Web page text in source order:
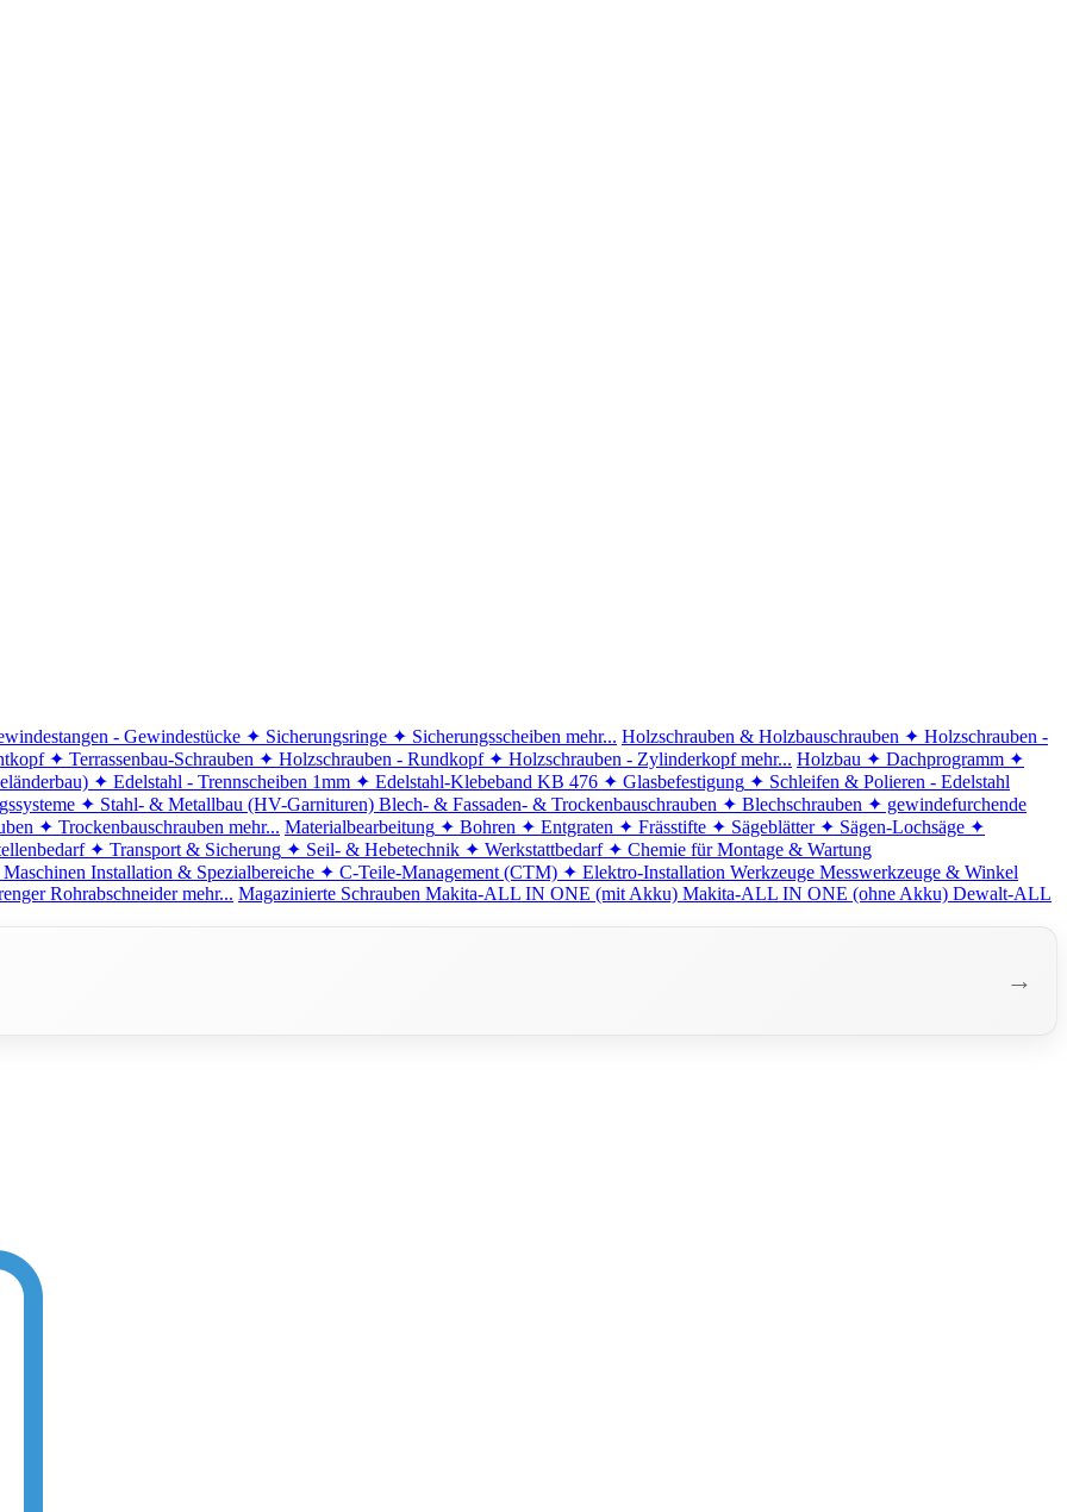
- Gewindestücke ✦ Sicherungsringe ✦ Sicherungsscheiben mehr... Holzschrauben & Holzbauschrauben ✦ Holzschrauben -
✦ Terrassenbau-Schrauben ✦ Holzschrauben - Rundkopf ✦ Holzschrauben - Zylinderkopf mehr... Holzbau ✦ Dachprogramm ✦
✦ Edelstahl - Trennscheiben 1mm ✦ Edelstahl-Klebeband KB 476 ✦ Glasbefestigung ✦ Schleifen & Polieren - Edelstahl
✦ Stahl- & Metallbau (HV-Garnituren) Blech- & Fassaden- & Trockenbauschrauben ✦ Blechschrauben ✦ gewindefurchende
✦ Trockenbauschrauben mehr... Materialbearbeitung ✦ Bohren ✦ Entgraten ✦ Frässtifte ✦ Sägeblätter ✦ Sägen-Lochsäge ✦
✦ Transport & Sicherung ✦ Seil- & Hebetechnik ✦ Werkstattbedarf ✦ Chemie für Montage & Wartung
Installation & Spezialbereiche ✦ C-Teile-Management (CTM) ✦ Elektro-Installation Werkzeuge Messwerkzeuge & Winkel
Rohrabschneider mehr... Magazinierte Schrauben Makita-ALL IN ONE (mit Akku) Makita-ALL IN ONE (ohne Akku) Dewalt-ALL
→